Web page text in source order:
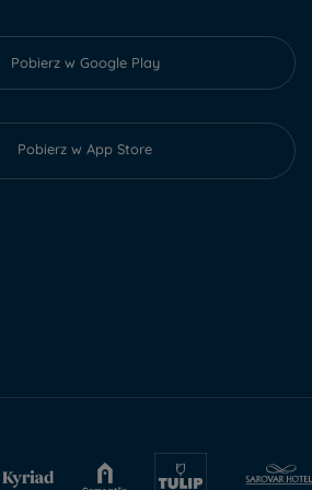
Pobierz w Google Play
Pobierz w App Store